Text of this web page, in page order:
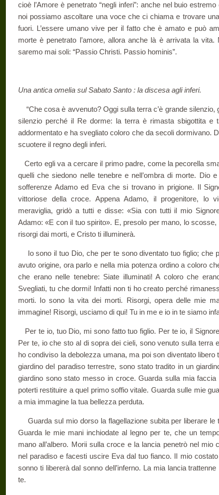
cioè l’Amore è penetrato “negli inferi”: anche nel buio
noi possiamo ascoltare una voce che ci chiama e trovare
fuori. L’essere umano vive per il fatto che è amato e può
morte è penetrato l’amore, allora anche là è arrivata la vita.
saremo mai soli: “Passio Christi. Passio hominis”.
Una antica omelia sul Sabato Santo : la discesa agli inferi.
“Che cosa è avvenuto? Oggi sulla terra c’è grande silenzio,
silenzio perché il Re dorme: la terra è rimasta sbigottita
addormentato e ha svegliato coloro che da secoli dormivano.
scuotere il regno degli inferi.
Certo egli va a cercare il primo padre, come la pecorella
quelli che siedono nelle tenebre e nell’ombra di morte. Dio
sofferenze Adamo ed Eva che si trovano in prigione. Il
vittoriose della croce. Appena Adamo, il progenitore, lo
meraviglia, gridò a tutti e disse: «Sia con tutti il mio
Adamo: «E con il tuo spirito». E, presolo per mano, lo
risorgi dai morti, e Cristo ti illuminerà.
Io sono il tuo Dio, che per te sono diventato tuo figlio; che
avuto origine, ora parlo e nella mia potenza ordino a coloro
che erano nelle tenebre: Siate illuminati! A coloro che
Svegliati, tu che dormi! Infatti non ti ho creato perché
morti. Io sono la vita dei morti. Risorgi, opera delle mie
immagine! Risorgi, usciamo di qui! Tu in me e io in te siamo
Per te io, tuo Dio, mi sono fatto tuo figlio. Per te io, il
Per te, io che sto al di sopra dei cieli, sono venuto sulla terra
ho condiviso la debolezza umana, ma poi son diventato
giardino del paradiso terrestre, sono stato tradito in un
giardino sono stato messo in croce. Guarda sulla mia
poterti restituire a quel primo soffio vitale. Guarda sulle mie
a mia immagine la tua bellezza perduta.
Guarda sul mio dorso la flagellazione subita per liberare le
Guarda le mie mani inchiodate al legno per te, che un
mano all’albero. Morii sulla croce e la lancia penetrò nel mio
nel paradiso e facesti uscire Eva dal tuo fianco. Il mio
sonno ti libererà dal sonno dell’inferno. La mia lancia
te.